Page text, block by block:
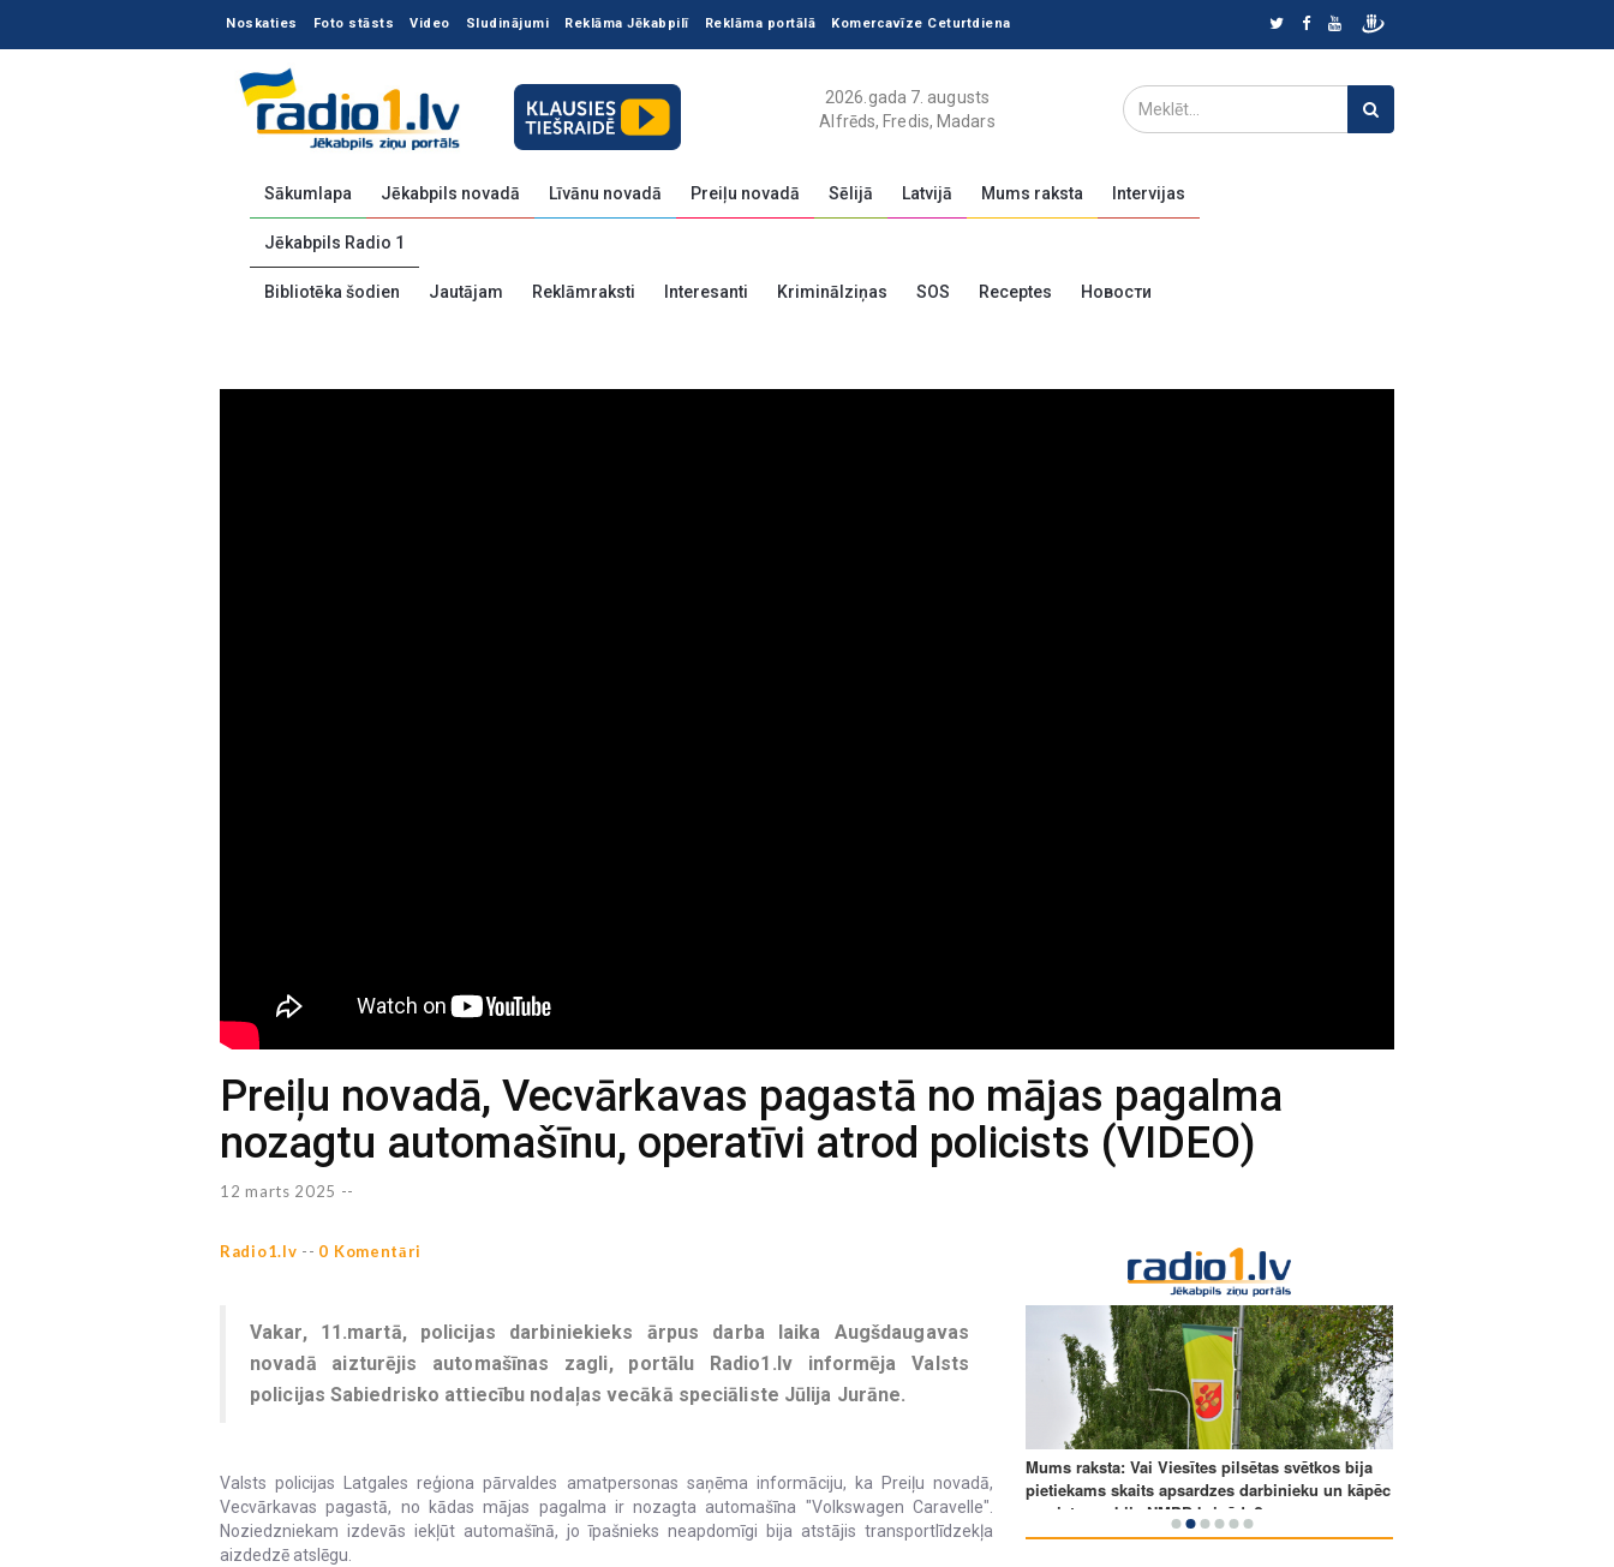
Noskaties Foto stāsts Video Sludinājumi Reklāma Jēkabpilī Reklāma portālā Komercavīze Ceturtdiena
2026.gada 7. augusts
Alfrēds, Fredis, Madars
Sākumlapa Jēkabpils novadā Līvānu novadā Preiļu novadā Sēlijā Latvijā Mums raksta Intervijas
Jēkabpils Radio 1
Bibliotēka šodien Jautājam Reklāmraksti Interesanti Kriminālziņas SOS Receptes Новости
Preiļu novadā, Vecvārkavas pagastā no mājas pagalma
nozagtu automašīnu, operatīvi atrod policists (VIDEO)
12 marts 2025 --
Radio1.lv -- 0 Komentāri
Vakar, 11.martā, policijas darbiniekieks ārpus darba laika Augšdaugavas
novadā aizturējis automašīnas zagli, portālu Radio1.lv informēja Valsts
policijas Sabiedrisko attiecību nodaļas vecākā speciāliste Jūlija Jurāne.
Valsts policijas Latgales reģiona pārvaldes amatpersonas saņēma informāciju, ka Preiļu novadā,
Vecvārkavas pagastā, no kādas mājas pagalma ir nozagta automašīna "Volkswagen Caravelle".
Noziedzniekam izdevās iekļūt automašīnā, jo īpašnieks neapdomīgi bija atstājis transportlīdzekļa
aizdedzē atslēgu.